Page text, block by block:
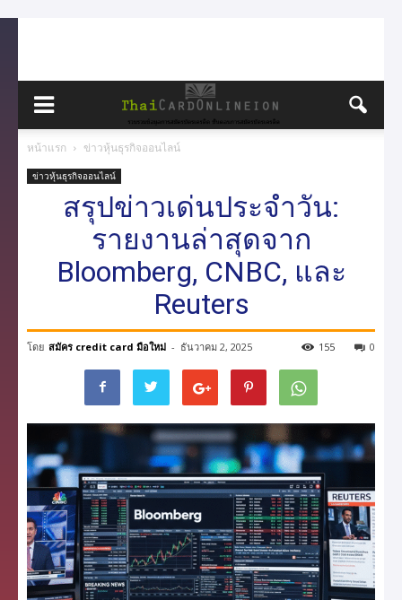
หน้าแรก ข่าวหุ้นธุรกิจออนไลน์
ข่าวหุ้นธุรกิจออนไลน์
สรุปข่าวเด่นประจำวัน:
รายงานล่าสุดจาก
Bloomberg, CNBC, และ
Reuters
โดย สมัคร credit card มือใหม่ - ธันวาคม 2, 2025 0
155